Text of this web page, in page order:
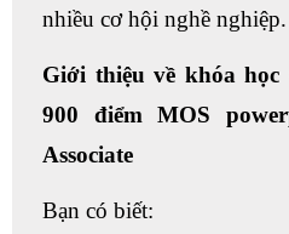
nhiều cơ hội nghề nghiệp.
Giới thiệu về khóa
900 điểm MOS
Associate
Bạn có biết: